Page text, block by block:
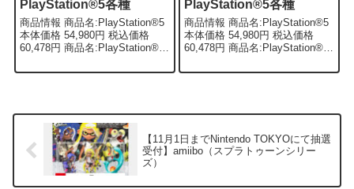
PlayStation®5各種
商品情報 商品名:PlayStation®5
本体価格 54,980円 税込価格
60,478円 商品名:PlayStation®5
44,980円 税込価格 49,478円 商
PlayStation®5各種
商品情報 商品名:PlayStation®5
本体価格 54,980円 税込価格
60,478円 商品名:PlayStation®5
44,980円 税込価格 49,478円 概
【11月1日までNintendo TOKYOにて抽選
受付】amiibo（スプラトゥーンシリー
ズ）